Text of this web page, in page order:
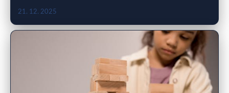
21. 12. 2025